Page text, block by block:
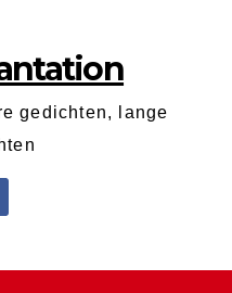
gedichten, lange